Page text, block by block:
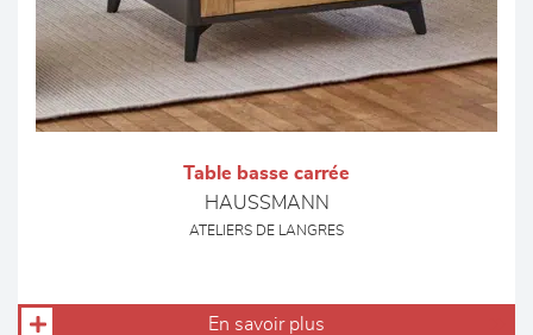
Table basse carrée
HAUSSMANN
ATELIERS DE LANGRES
En savoir plus